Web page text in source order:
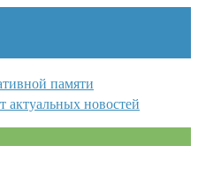
памяти
актуальных новостей